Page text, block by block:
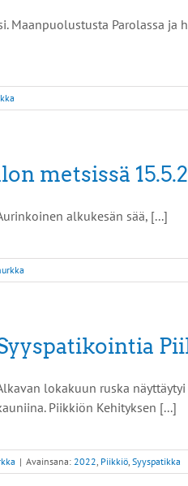
Maanpuolustusta Parolassa ja
metsissä
alkukesän sää, [...]
lokakuun ruska
Piikkiön Kehityksen [...]
| Avainsana: 2022, Piikkiö, Syyspatikka